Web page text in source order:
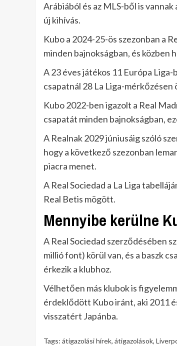
Arábiából és az MLS-ből is
új kihívás.
Kubo a 2024-25-ös szezonban a
minden bajnokságban, és
A 23 éves játékos 11 Európa
csapatnál 28 La Liga-
Kubo 2022-ben igazolt a Real
csapatát minden bajnokságban,
A Realnak 2029 júniusáig szóló
hogy a következő szezonban
piacra menet.
A Real Sociedad a La Liga
Real Betis mögött.
Mennyibe kerülne
A Real Sociedad szerződésében
millió font) körül van, és a baszk
érkezik a klubhoz.
Vélhetően más klubok is
érdeklődött Kubo iránt, aki 2011
visszatért Japánba.
Tags: átigazolási hírek, átigazolások,